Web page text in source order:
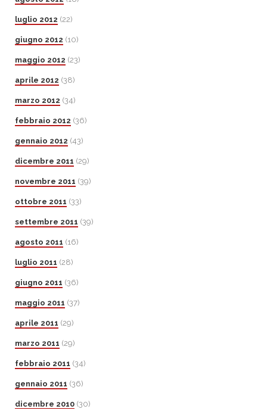
luglio 2012 (22)
giugno 2012 (10)
maggio 2012 (23)
aprile 2012 (38)
marzo 2012 (34)
febbraio 2012 (36)
gennaio 2012 (43)
dicembre 2011 (29)
novembre 2011 (39)
ottobre 2011 (33)
settembre 2011 (39)
agosto 2011 (16)
luglio 2011 (28)
giugno 2011 (36)
maggio 2011 (37)
aprile 2011 (29)
marzo 2011 (29)
febbraio 2011 (34)
gennaio 2011 (36)
dicembre 2010 (30)